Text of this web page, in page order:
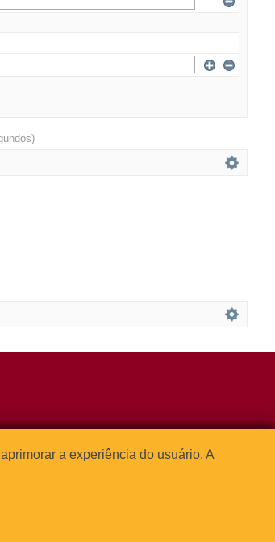
  
a experiência do usuário. A